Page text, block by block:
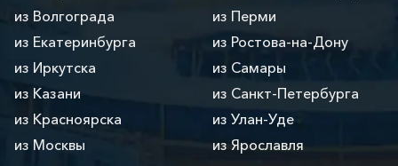
из Волгограда
из Екатеринбурга
из Иркутска
из Казани
из Красноярска
из Москвы
из Перми
из Ростова-на-Дону
из Самары
из Санкт-Петербурга
из Улан-Уде
из Ярославля